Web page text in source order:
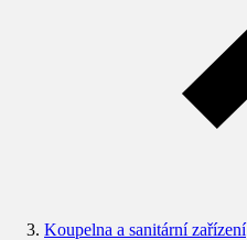
Koupelna a sanitární zařízení